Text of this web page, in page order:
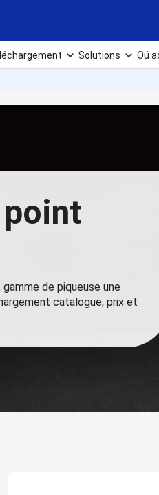
Solutions Oú
de piqueuse une
catalogue, prix et